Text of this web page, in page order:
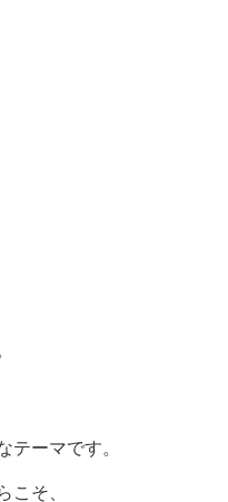
テーマです。
こそ、